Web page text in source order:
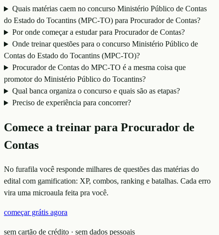
Quais matérias caem no concurso Ministério Público de Contas
do Estado do Tocantins (MPC-TO) para Procurador de Contas?
Por onde começar a estudar para Procurador de Contas?
Onde treinar questões para o concurso Ministério Público de
Contas do Estado do Tocantins (MPC-TO)?
Procurador de Contas do MPC-TO é a mesma coisa que
promotor do Ministério Público do Tocantins?
Qual banca organiza o concurso e quais são as etapas?
Preciso de experiência para concorrer?
Comece a treinar para Procurador de
Contas
No furafila você responde milhares de questões das matérias do
edital com gamification: XP, combos, ranking e batalhas. Cada erro
vira uma microaula feita pra você.
começar grátis agora
sem cartão de crédito · sem dados pessoais